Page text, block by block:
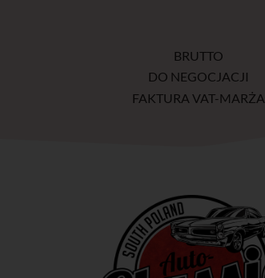
BRUTTO
DO NEGOCJACJI
FAKTURA VAT-MARŻA